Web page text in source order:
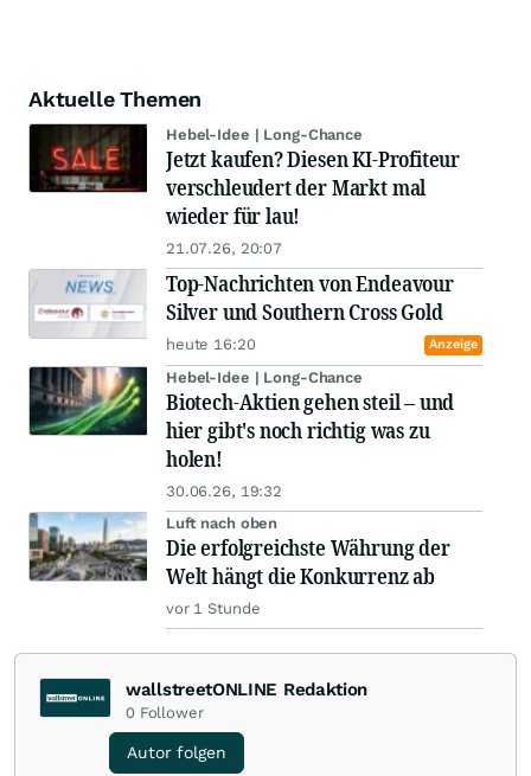
Aktuelle Themen
Hebel-Idee | Long-Chance
Jetzt kaufen? Diesen KI-Profiteur
verschleudert der Markt mal
wieder für lau!
21.07.26, 20:07
Top-Nachrichten von Endeavour
Silver und Southern Cross Gold
heute 16:20 Anzeige
Hebel-Idee | Long-Chance
Biotech-Aktien gehen steil – und
hier gibt's noch richtig was zu
holen!
30.06.26, 19:32
Luft nach oben
Die erfolgreichste Währung der
Welt hängt die Konkurrenz ab
vor 1 Stunde
wallstreetONLINE Redaktion
0 Follower
Autor folgen